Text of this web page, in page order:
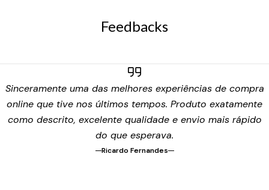
Feedbacks
Sinceramente uma das melhores experiências de compra
online que tive nos últimos tempos. Produto exatamente
como descrito, excelente qualidade e envio mais rápido
do que esperava.
Ricardo Fernandes